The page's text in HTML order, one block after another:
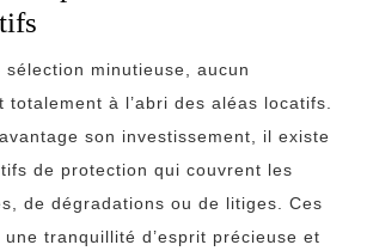
sélection minutieuse, aucun
totalement à l’abri des aléas locatifs.
son investissement, il existe
de protection qui couvrent les
de dégradations ou de litiges. Ces
tranquillité d’esprit précieuse et